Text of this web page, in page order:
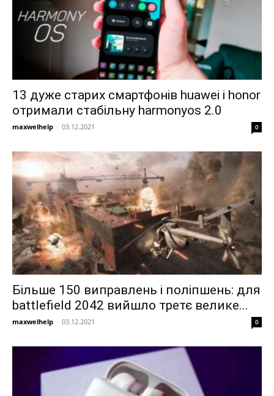
13 дуже старих смартфонів huawei і honor
отримали стабільну harmonyos 2.0
maxwelhelp - 03.12.2021 0
Більше 150 виправлень і поліпшень: для
battlefield 2042 вийшло третє велике...
maxwelhelp - 03.12.2021 0